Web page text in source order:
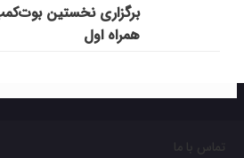
برگزاری نخستین
همراه اول
تماس با ما